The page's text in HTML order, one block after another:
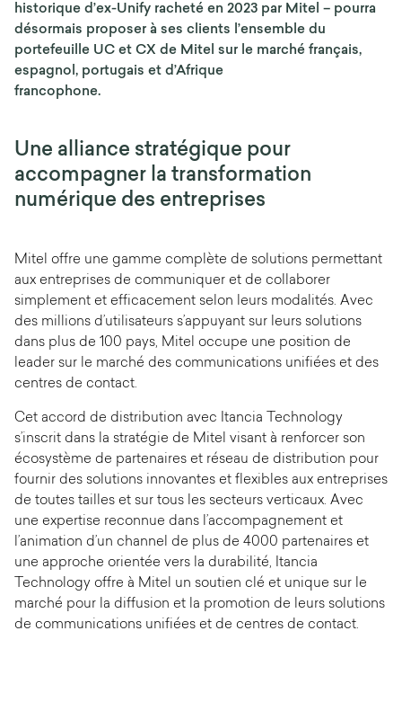
historique d’ex-Unify racheté en 2023 par Mitel – pourra
désormais proposer à ses clients l’ensemble du
portefeuille UC et CX de Mitel sur le marché français,
espagnol, portugais et d’Afrique
francophone.
Une alliance stratégique pour
accompagner la transformation
numérique des entreprises
Mitel offre une gamme complète de solutions permettant
aux entreprises de communiquer et de collaborer
simplement et efficacement selon leurs modalités. Avec
des millions d’utilisateurs s’appuyant sur leurs solutions
dans plus de 100 pays, Mitel occupe une position de
leader sur le marché des communications unifiées et des
centres de contact.
Cet accord de distribution avec Itancia Technology
s’inscrit dans la stratégie de Mitel visant à renforcer son
écosystème de partenaires et réseau de distribution pour
fournir des solutions innovantes et flexibles aux entreprises
de toutes tailles et sur tous les secteurs verticaux. Avec
une expertise reconnue dans l’accompagnement et
l’animation d’un channel de plus de 4000 partenaires et
une approche orientée vers la durabilité, Itancia
Technology offre à Mitel un soutien clé et unique sur le
marché pour la diffusion et la promotion de leurs solutions
de communications unifiées et de centres de contact.